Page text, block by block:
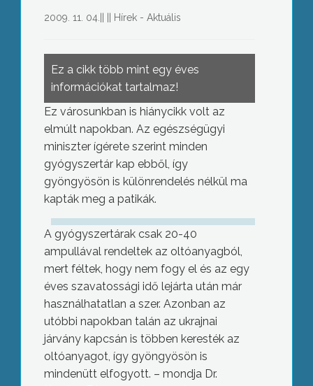
2009. 11. 04. Hírek - Aktuális
Ez a cikk több mint egy éves
információkat tartalmaz!
Ez városunkban is hiánycikk volt az
elmúlt napokban. Az egészségügyi
miniszter ígérete szerint minden
gyógyszertár kap ebből, így
gyöngyösön is különrendelés nélkül ma
kapták meg a patikák.
A gyógyszertárak csak 20-40
ampullával rendeltek az oltóanyagból,
mert féltek, hogy nem fogy el és az egy
éves szavatossági idő lejárta után már
használhatatlan a szer. Azonban az
utóbbi napokban talán az ukrajnai
járvány kapcsán is többen keresték az
oltóanyagot, így gyöngyösön is
mindenütt elfogyott. – mondja Dr.